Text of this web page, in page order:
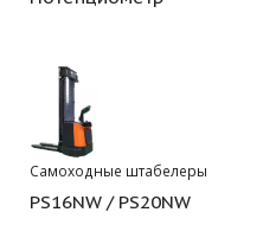
Самоходные штабелеры
PS16NW / PS20NW